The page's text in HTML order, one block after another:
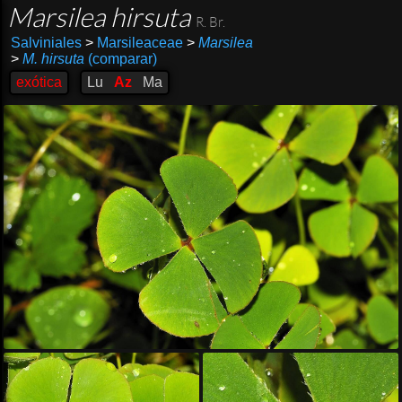
Marsilea hirsuta R. Br.
Salviniales >Marsileaceae > Marsilea
> M. hirsuta (comparar)
exótica
Lu Az Ma